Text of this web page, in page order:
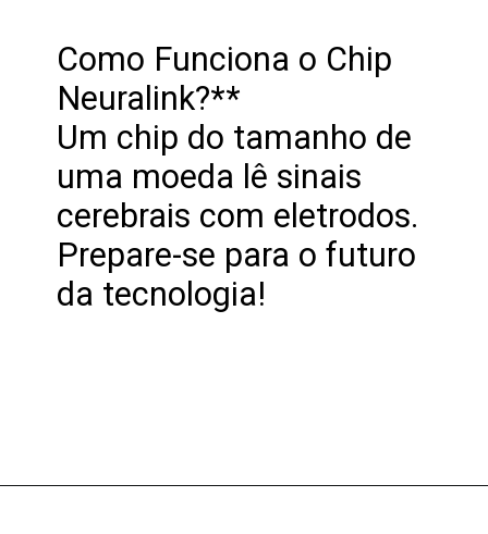
Como Funciona o Chip
Neuralink?**
Um chip do tamanho de
uma moeda lê sinais
cerebrais com eletrodos.
Prepare-se para o futuro
da tecnologia!